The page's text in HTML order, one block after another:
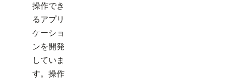
操作でき
るアプリ
ケーショ
ンを開発
していま
す。操作